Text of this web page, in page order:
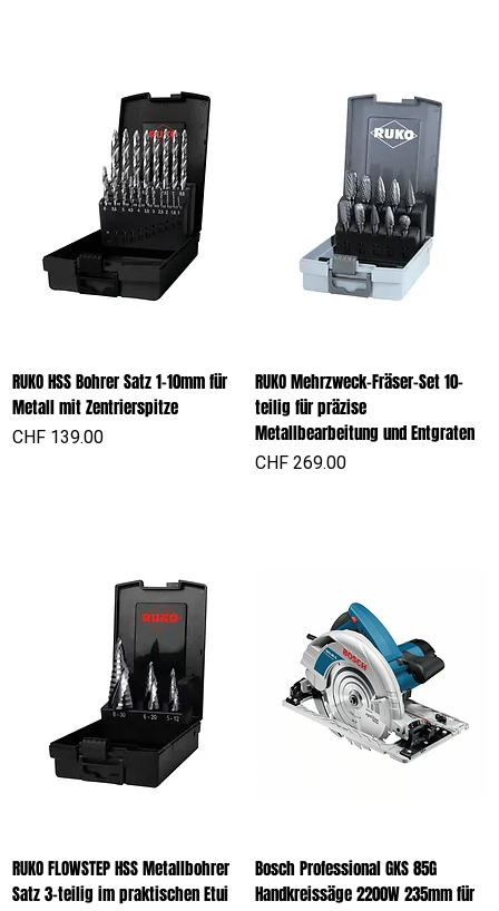
RUKO HSS Bohrer Satz 1-10mm für
Metall mit Zentrierspitze
Preis
CHF 139.00
RUKO Mehrzweck-Fräser-Set 10-
teilig für präzise
Metallbearbeitung und Entgraten
Preis
CHF 269.00
RUKO FLOWSTEP HSS Metallbohrer
Satz 3-teilig im praktischen Etui
Bosch Professional GKS 85G
Handkreissäge 2200W 235mm für